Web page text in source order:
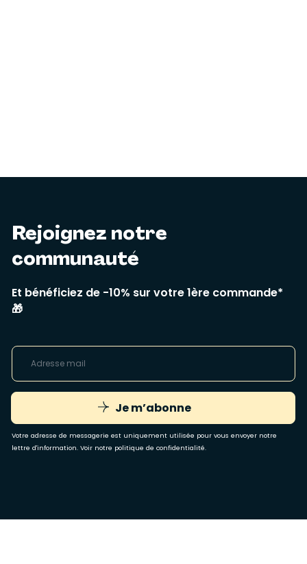
Rejoignez notre
communauté
Et bénéficiez de -10% sur votre 1ère commande*
🎁
Je m’abonne
Votre adresse de messagerie est uniquement utilisée pour vous envoyer notre
lettre d'information. Voir notre politique de confidentialité.